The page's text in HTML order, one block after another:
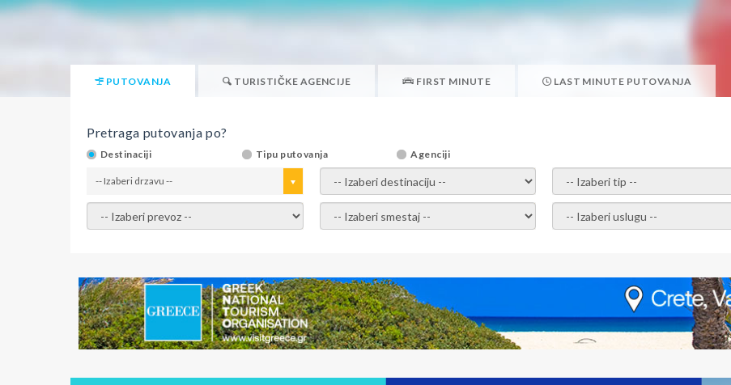
PUTOVANJA TURISTIČKE AGENCIJE FIRST MINUTE LAST MINUTE PUTOVANJA
Pretraga putovanja po?
Destinaciji Tipu putovanja Agenciji
-- Izaberi drzavu -- -- Izaberi destinaciju -- -- Izaberi tip --
-- Izaberi prevoz -- -- Izaberi smestaj -- -- Izaberi uslugu --